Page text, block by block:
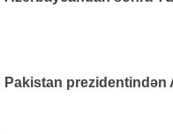
Pakistan prezidentindən